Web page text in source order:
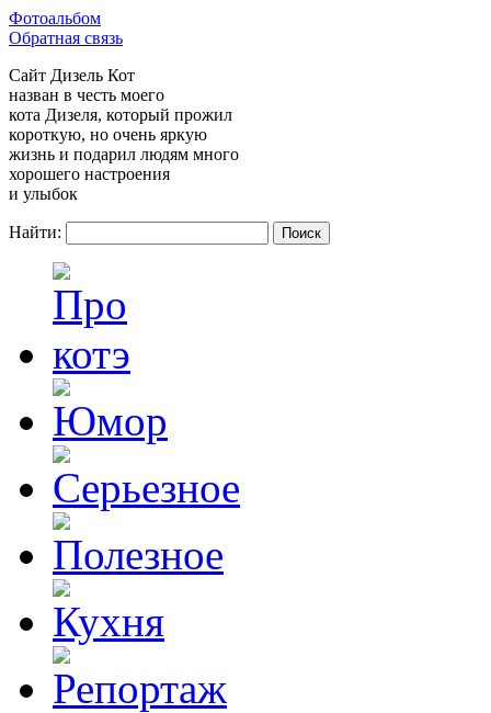
Фотоальбом
Обратная связь
Сайт Дизель Кот
назван в честь моего
кота Дизеля, который прожил
короткую, но очень яркую
жизнь и подарил людям много
хорошего настроения
и улыбок
Найти: